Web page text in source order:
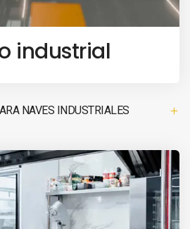
industrial
NAVES INDUSTRIALES